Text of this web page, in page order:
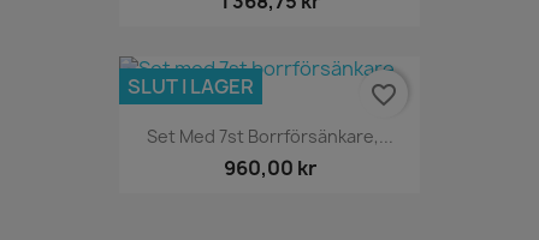
Set Med 7st Borrförsänkare,...
960,00 kr
SLUT I LAGER favorite_border